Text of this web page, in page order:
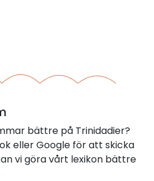
bättre på Trinidadier?
eller Google för att skicka
vi göra vårt lexikon bättre